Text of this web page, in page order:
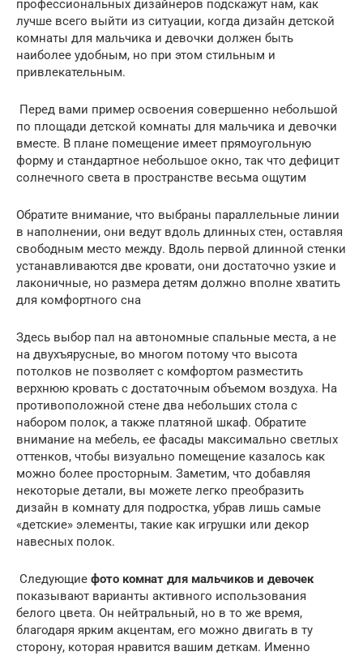
профессиональных дизайнеров подскажут нам, как
лучше всего выйти из ситуации, когда дизайн детской
комнаты для мальчика и девочки должен быть
наиболее удобным, но при этом стильным и
привлекательным.
Перед вами пример освоения совершенно небольшой
по площади детской комнаты для мальчика и девочки
вместе. В плане помещение имеет прямоугольную
форму и стандартное небольшое окно, так что дефицит
солнечного света в пространстве весьма ощутим
Обратите внимание, что выбраны параллельные линии
в наполнении, они ведут вдоль длинных стен, оставляя
свободным место между. Вдоль первой длинной стенки
устанавливаются две кровати, они достаточно узкие и
лаконичные, но размера детям должно вполне хватить
для комфортного сна
Здесь выбор пал на автономные спальные места, а не
на двухъярусные, во многом потому что высота
потолков не позволяет с комфортом разместить
верхнюю кровать с достаточным объемом воздуха. На
противоположной стене два небольших стола с
набором полок, а также платяной шкаф. Обратите
внимание на мебель, ее фасады максимально светлых
оттенков, чтобы визуально помещение казалось как
можно более просторным. Заметим, что добавляя
некоторые детали, вы можете легко преобразить
дизайн в комнату для подростка, убрав лишь самые
«детские» элементы, такие как игрушки или декор
навесных полок.
Следующие фото комнат для мальчиков и девочек
показывают варианты активного использования
белого цвета. Он нейтральный, но в то же время,
благодаря ярким акцентам, его можно двигать в ту
сторону, которая нравится вашим деткам. Именно